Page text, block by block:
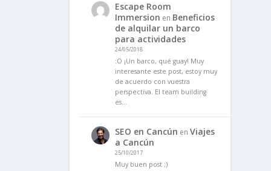
Escape Room
Immersion en Beneficios
de alquilar un barco
para actividades
24/05/2018
:O ¡Un barco, qué guay! Muy
interesante este post, estoy muy
de acuerdo con vuestra
perspectiva. El team building
es…
SEO en Cancún en Viajes
a Cancún
25/10/2017
Muy buen post ;)